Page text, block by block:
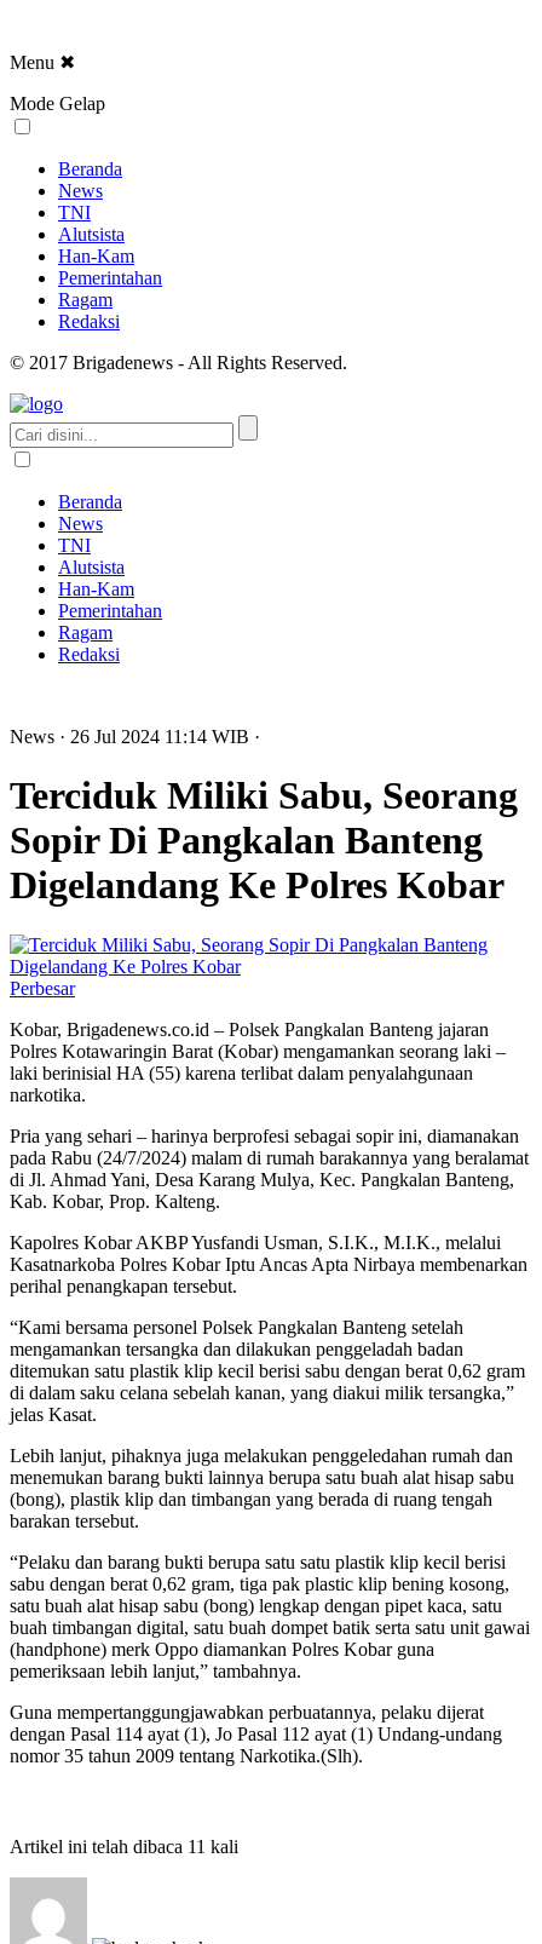
Menu ✖
Mode Gelap
Beranda
News
TNI
Alutsista
Han-Kam
Pemerintahan
Ragam
Redaksi
© 2017 Brigadenews - All Rights Reserved.
Beranda
News
TNI
Alutsista
Han-Kam
Pemerintahan
Ragam
Redaksi
News · 26 Jul 2024 11:14 WIB ·
Terciduk Miliki Sabu, Seorang
Sopir Di Pangkalan Banteng
Digelandang Ke Polres Kobar
Perbesar
Kobar, Brigadenews.co.id – Polsek Pangkalan Banteng jajaran
Polres Kotawaringin Barat (Kobar) mengamankan seorang laki –
laki berinisial HA (55) karena terlibat dalam penyalahgunaan
narkotika.
Pria yang sehari – harinya berprofesi sebagai sopir ini, diamanakan
pada Rabu (24/7/2024) malam di rumah barakannya yang beralamat
di Jl. Ahmad Yani, Desa Karang Mulya, Kec. Pangkalan Banteng,
Kab. Kobar, Prop. Kalteng.
Kapolres Kobar AKBP Yusfandi Usman, S.I.K., M.I.K., melalui
Kasatnarkoba Polres Kobar Iptu Ancas Apta Nirbaya membenarkan
perihal penangkapan tersebut.
“Kami bersama personel Polsek Pangkalan Banteng setelah
mengamankan tersangka dan dilakukan penggeladah badan
ditemukan satu plastik klip kecil berisi sabu dengan berat 0,62 gram
di dalam saku celana sebelah kanan, yang diakui milik tersangka,”
jelas Kasat.
Lebih lanjut, pihaknya juga melakukan penggeledahan rumah dan
menemukan barang bukti lainnya berupa satu buah alat hisap sabu
(bong), plastik klip dan timbangan yang berada di ruang tengah
barakan tersebut.
“Pelaku dan barang bukti berupa satu satu plastik klip kecil berisi
sabu dengan berat 0,62 gram, tiga pak plastic klip bening kosong,
satu buah alat hisap sabu (bong) lengkap dengan pipet kaca, satu
buah timbangan digital, satu buah dompet batik serta satu unit gawai
(handphone) merk Oppo diamankan Polres Kobar guna
pemeriksaan lebih lanjut,” tambahnya.
Guna mempertanggungjawabkan perbuatannya, pelaku dijerat
dengan Pasal 114 ayat (1), Jo Pasal 112 ayat (1) Undang-undang
nomor 35 tahun 2009 tentang Narkotika.(Slh).
Artikel ini telah dibaca 11 kali